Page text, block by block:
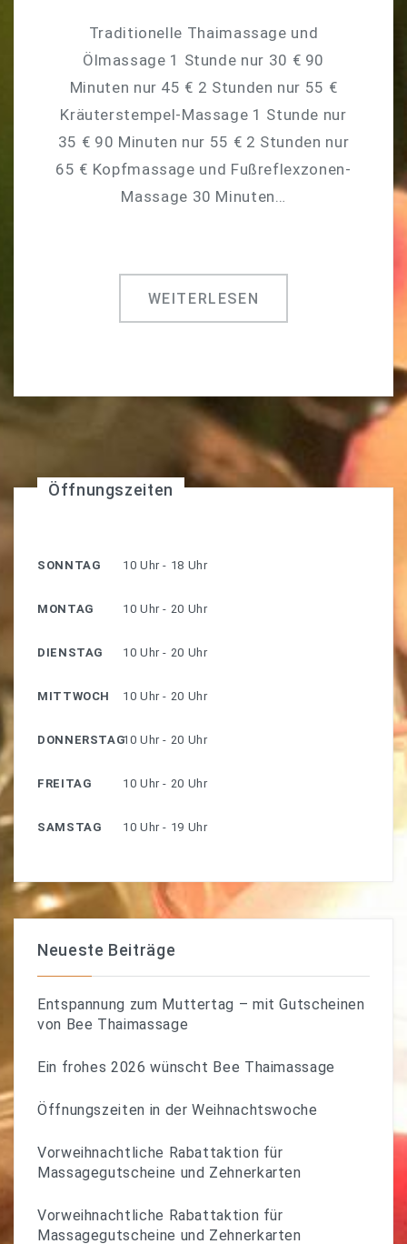
Traditionelle Thaimassage und
Ölmassage 1 Stunde nur 30 € 90
Minuten nur 45 € 2 Stunden nur 55 €
Kräuterstempel-Massage 1 Stunde nur
35 € 90 Minuten nur 55 € 2 Stunden nur
65 € Kopfmassage und Fußreflexzonen-
Massage 30 Minuten…
WEITERLESEN
Öffnungszeiten
SONNTAG 10 Uhr - 18 Uhr
MONTAG 10 Uhr - 20 Uhr
DIENSTAG 10 Uhr - 20 Uhr
MITTWOCH 10 Uhr - 20 Uhr
DONNERSTAG10 Uhr - 20 Uhr
FREITAG 10 Uhr - 20 Uhr
SAMSTAG 10 Uhr - 19 Uhr
Neueste Beiträge
Entspannung zum Muttertag – mit Gutscheinen
von Bee Thaimassage
Ein frohes 2026 wünscht Bee Thaimassage
Öffnungszeiten in der Weihnachtswoche
Vorweihnachtliche Rabattaktion für
Massagegutscheine und Zehnerkarten
Vorweihnachtliche Rabattaktion für
Massagegutscheine und Zehnerkarten